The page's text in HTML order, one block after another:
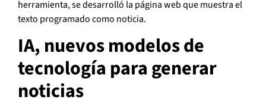
herramienta, se desarrolló la página web que muestra el
texto programado como noticia.
IA, nuevos modelos de
tecnología para generar
noticias